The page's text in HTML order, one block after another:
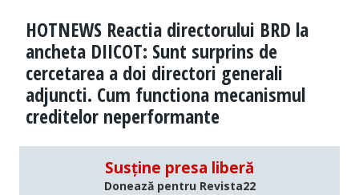
HOTNEWS Reactia directorului BRD la
ancheta DIICOT: Sunt surprins de
cercetarea a doi directori generali
adjuncti. Cum functiona mecanismul
creditelor neperformante
Susține presa liberă
Donează pentru Revista22